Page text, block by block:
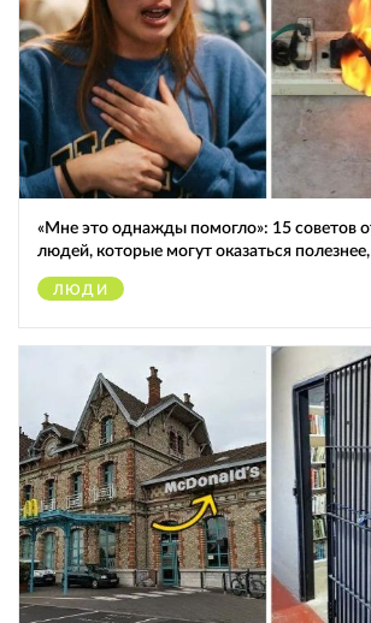
«Мне это однажды помогло»: 15 советов
людей, которые могут оказаться
ЛЮДИ